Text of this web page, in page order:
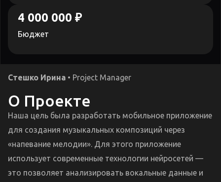
4 000 000 ₽
Бюджет
О Проекте
Стешко Ирина Project Manager
Наша цель была разработать мобильное приложение
для создания музыкальных композиций через
«напевание мелодии». Для этого приложение
использует современные технологии нейросетей —
это позволяет анализировать вокальные данные и